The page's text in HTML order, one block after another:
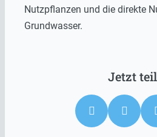
Nutzpflanzen und die direkte
Grundwasser.